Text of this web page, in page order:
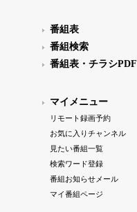
番組表
番組検索
番組表・チラシPDF
マイメニュー
リモート録画予約
お気に入りチャンネル
見たい番組一覧
検索ワード登録
番組お知らせメール
マイ番組ページ